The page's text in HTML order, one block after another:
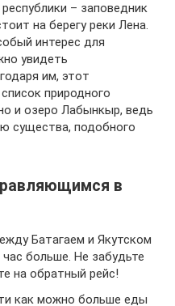
– заповедник
на берегу реки Лена.
интерес для
увидеть
им, этот
природного
и озеро Лабынкыр, ведь
существа, подобного
в
Батагаем и Якутском
час больше. Не забудьте
на обратный рейс!
как можно больше еды